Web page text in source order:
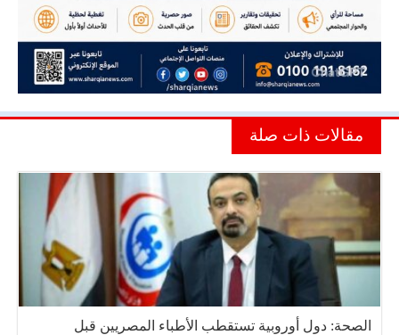
مقالات ذات صلة
الصحة: دول أوروبية تستقطب الأطباء المصريين قبل